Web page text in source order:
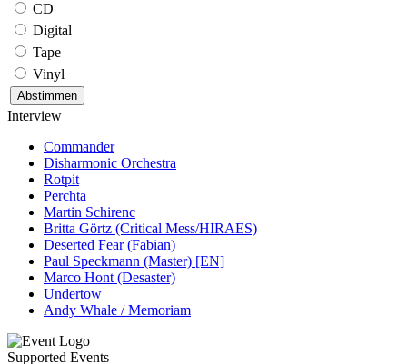
CD
Digital
Tape
Vinyl
Interview
Commander
Disharmonic Orchestra
Rotpit
Perchta
Martin Schirenc
Britta Görtz (Critical Mess/HIRAES)
Deserted Fear (Fabian)
Paul Speckmann (Master) [EN]
Marco Hont (Desaster)
Undertow
Andy Whale / Memoriam
Supported Events